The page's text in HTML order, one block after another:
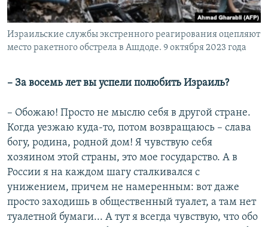
Израильские службы экстренного реагирования оцепляют
место ракетного обстрела в Ашдоде. 9 октября 2023 года
– За восемь лет вы успели полюбить Израиль?
– Обожаю! Просто не мыслю себя в другой стране.
Когда уезжаю куда-то, потом возвращаюсь – слава
богу, родина, родной дом! Я чувствую себя
хозяином этой страны, это мое государство. А в
России я на каждом шагу сталкивался с
унижением, причем не намеренным: вот даже
просто заходишь в общественный туалет, а там нет
туалетной бумаги... А тут я всегда чувствую, что обо